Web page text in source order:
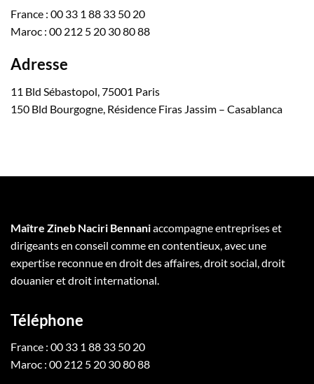
France : 00 33 1 88 33 50 20
Maroc : 00 212 5 20 30 80 88
Adresse
11 Bld Sébastopol, 75001 Paris
150 Bld Bourgogne, Résidence Firas Jassim – Casablanca
Maître Zineb Naciri Bennaniaccompagne entreprises et
dirigeants en conseil comme en contentieux, avec une
expertise reconnue en droit des affaires, droit social, droit
douanier et droit international.
Téléphone
France : 00 33 1 88 33 50 20
Maroc : 00 212 5 20 30 80 88